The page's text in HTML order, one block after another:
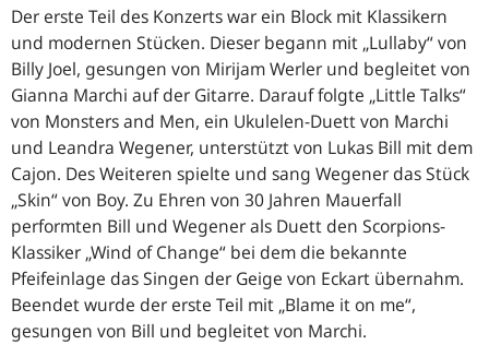
Der erste Teil des Konzerts war ein Block mit Klassikern
und modernen Stücken. Dieser begann mit „Lullaby“ von
Billy Joel, gesungen von Mirijam Werler und begleitet von
Gianna Marchi auf der Gitarre. Darauf folgte „Little Talks“
von Monsters and Men, ein Ukulelen-Duett von Marchi
und Leandra Wegener, unterstützt von Lukas Bill mit dem
Cajon. Des Weiteren spielte und sang Wegener das Stück
„Skin“ von Boy. Zu Ehren von 30 Jahren Mauerfall
performten Bill und Wegener als Duett den Scorpions-
Klassiker „Wind of Change“ bei dem die bekannte
Pfeifeinlage das Singen der Geige von Eckart übernahm.
Beendet wurde der erste Teil mit „Blame it on me“,
gesungen von Bill und begleitet von Marchi.